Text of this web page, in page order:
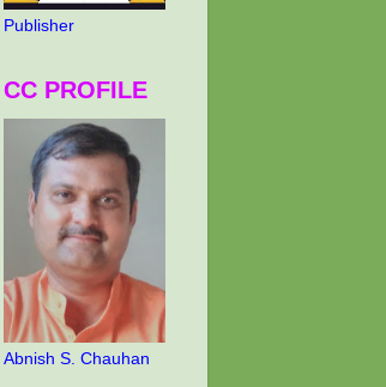
Publisher
CC PROFILE
Abnish S. Chauhan